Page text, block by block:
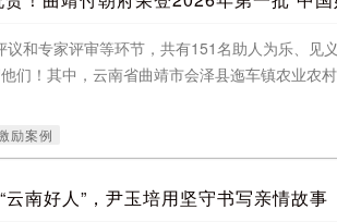
议和专家评审等环节，共有151名助人为乐、
们！其中，云南省曲靖市会泽县迤车镇农业农
励案例
云南好人”，尹玉培用坚守书写亲情故事